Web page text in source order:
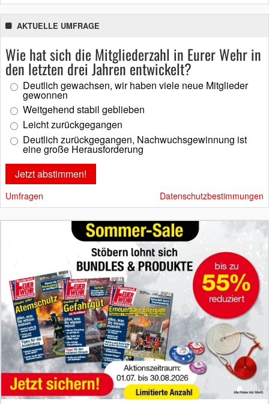
AKTUELLE UMFRAGE
Wie hat sich die Mitgliederzahl in Eurer Wehr in
den letzten drei Jahren entwickelt?
Deutlich gewachsen, wir haben viele neue Mitglieder
gewonnen
Weitgehend stabil geblieben
Leicht zurückgegangen
Deutlich zurückgegangen, Nachwuchsgewinnung ist
eine große Herausforderung
Umfragen Datenschutzbestimmungen